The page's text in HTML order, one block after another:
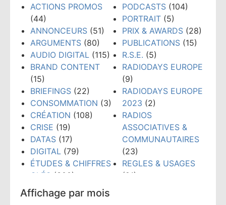
ACTIONS PROMOS
(44)
ANNONCEURS (51)
ARGUMENTS (80)
AUDIO DIGITAL (115)
BRAND CONTENT
(15)
BRIEFINGS (22)
CONSOMMATION (3)
CRÉATION (108)
CRISE (19)
DATAS (17)
DIGITAL (79)
ÉTUDES & CHIFFRES
CLÉS (300)
ÉVÉNEMENTS
(159)
FORMATION(148)
PODCASTS (104)
PORTRAIT (5)
PRIX & AWARDS (28)
PUBLICATIONS (15)
R.S.E. (5)
RADIODAYS EUROPE
(9)
RADIODAYS EUROPE
2023 (2)
RADIOS
ASSOCIATIVES &
COMMUNAUTAIRES
(23)
REGLES & USAGES
(21)
Affichage par mois